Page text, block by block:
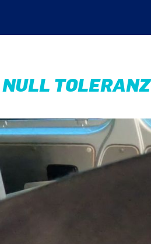
NULL TOLERANZ